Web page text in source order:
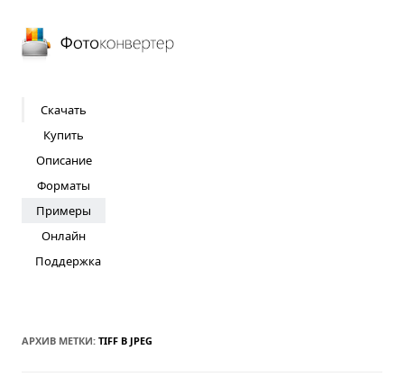
Скачать
Купить
Описание
Форматы
Примеры
Онлайн
Поддержка
АРХИВ МЕТКИ: TIFF В JPEG